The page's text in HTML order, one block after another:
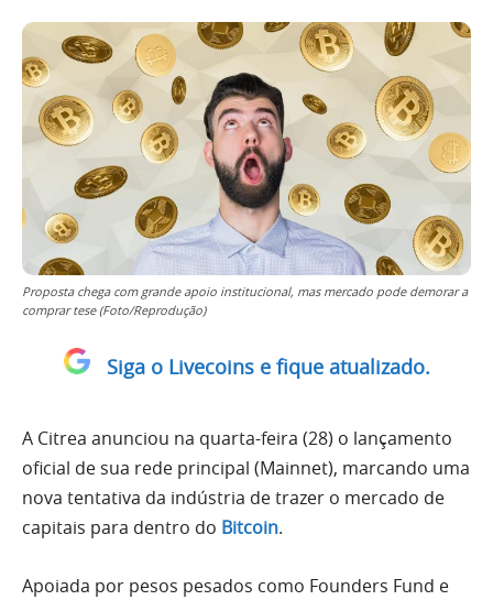
Proposta chega com grande apoio institucional, mas mercado pode demorar a
comprar tese (Foto/Reprodução)
Siga o Livecoins e fique atualizado.
A Citrea anunciou na quarta-feira (28) o lançamento
oficial de sua rede principal (Mainnet), marcando uma
nova tentativa da indústria de trazer o mercado de
capitais para dentro do Bitcoin.
Apoiada por pesos pesados como Founders Fund e